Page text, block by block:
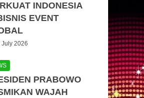
INDONESIA
EVENT
July 2026
PRABOWO
WAJAH